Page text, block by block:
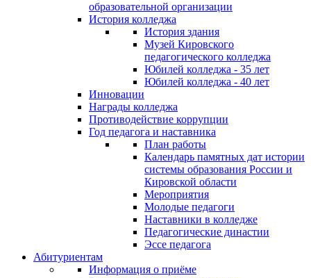
образовательной организации
История колледжа
История здания
Музей Кировского
педагогического колледжа
Юбилей колледжа - 35 лет
Юбилей колледжа - 40 лет
Инновации
Награды колледжа
Противодействие коррупции
Год педагога и наставника
План работы
Календарь памятных дат истории
системы образования России и
Кировской области
Мероприятия
Молодые педагоги
Наставники в колледже
Педагогические династии
Эссе педагога
Абитуриентам
Информация о приёме